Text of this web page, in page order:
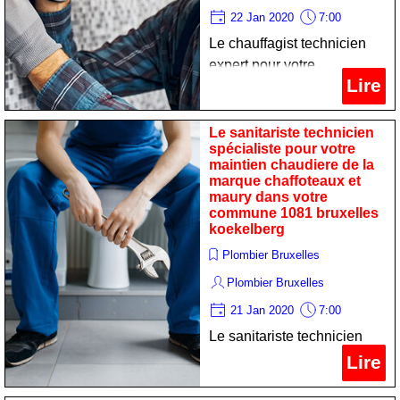
22 Jan 2020 7:00
Le chauffagist technicien
expert pour votre
dépannage chauffe-eau de
la marque oertli dans votre
commune 1081 bruxelles
koekelberg
Lire
Le sanitariste technicien
spécialiste pour votre
maintien chaudiere de la
marque chaffoteaux et
maury dans votre
commune 1081 bruxelles
koekelberg
Plombier Bruxelles
Plombier Bruxelles
21 Jan 2020 7:00
Le sanitariste technicien
maintien chaudiere de la
Lire